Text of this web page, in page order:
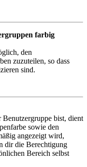
farbig
den
zuzuteilen, so dass
sind.
bist, dient
sowie den
angezeigt wird,
dir die Berechtigung
Bereich selbst